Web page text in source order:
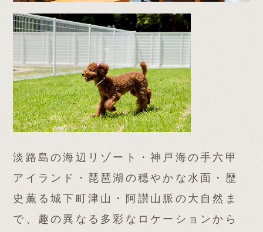
淡路島の海辺リゾート・神戸海の手六甲
アイランド・琵琶湖の穏やかな水面・歴
史薫る城下町津山・阿讃山脈の大自然ま
で、趣の異なる多彩なロケーションから